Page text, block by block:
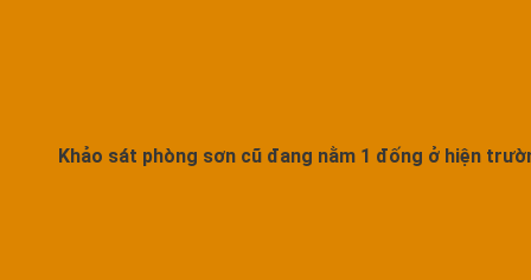
Khảo sát phòng sơn cũ đang nằm 1 đống ở hiện